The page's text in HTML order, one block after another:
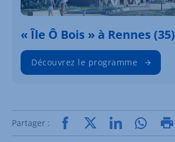
« Île Ô Bois » à Rennes (35)
Découvrez le programme
Partager :